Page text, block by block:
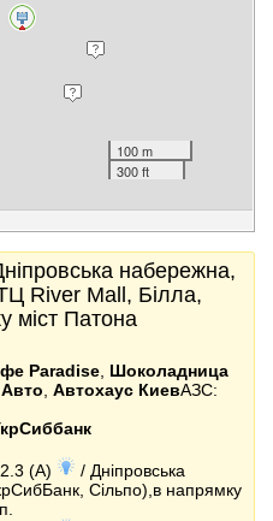
100 m
300 ft
набережна,
River Mall, Білла,
міст Патона
Paradise Шоколадница
Автохаус КиевАЗС:
(A)
/ Дніпровська
Сільпо),в напрямку